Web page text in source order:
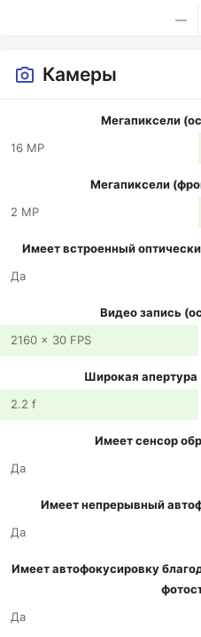
—
Камеры
Мегапиксели
16 MP
Мегапиксели
2 MP
Имеет встроенный
Да
Видео запись
2160 x 30 FPS
Широкая апертура
2.2 f
Имеет сенсор
Да
Имеет непрерывный
Да
Имеет автофокусировку
Да